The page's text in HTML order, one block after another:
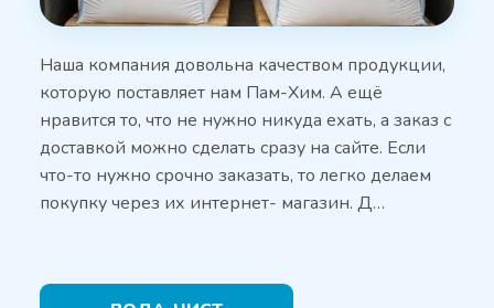
Наша компания довольна качеством продукции,
которую поставляет нам Пам-Хим. А ещё
нравится то, что не нужно никуда ехать, а заказ с
доставкой можно сделать сразу на сайте. Если
что-то нужно срочно заказать, то легко делаем
покупку через их интернет- магазин. Д…